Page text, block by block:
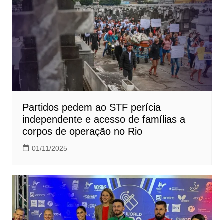
Partidos pedem ao STF perícia
independente e acesso de famílias a
corpos de operação no Rio
01/11/2025